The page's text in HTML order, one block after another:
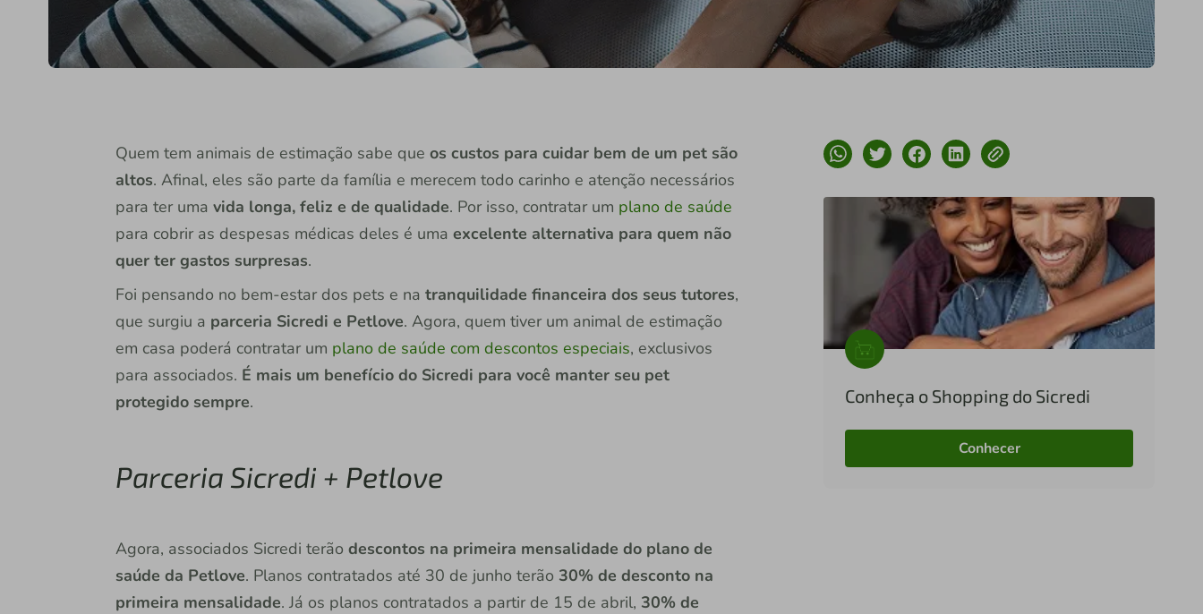
Quem tem animais de estimação sabe que os custos para cuidar bem de um pet são
altos. Afinal, eles são parte da família e merecem todo carinho e atenção necessários
para ter uma vida longa, feliz e de qualidade. Por isso, contratar um plano de saúde
para cobrir as despesas médicas deles é uma excelente alternativa para quem não
quer ter gastos surpresas.
Foi pensando no bem-estar dos pets e na tranquilidade financeira dos seus tutores,
que surgiu a parceria Sicredi e Petlove. Agora, quem tiver um animal de estimação
em casa poderá contratar um plano de saúde com descontos especiais, exclusivos
para associados. É mais um benefício do Sicredi para você manter seu pet
protegido sempre.
Parceria Sicredi + Petlove
Agora, associados Sicredi terão descontos na primeira mensalidade do plano de
saúde da Petlove. Planos contratados até 30 de junho terão 30% de desconto na
primeira mensalidade. Já os planos contratados a partir de 15 de abril, 30% de
Conheça o Shopping do Sicredi
Conhecer